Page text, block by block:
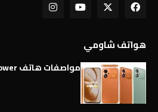
هواتف شاومي
مواصفات هاتف Xiaomi Poco M8 Power كاملة